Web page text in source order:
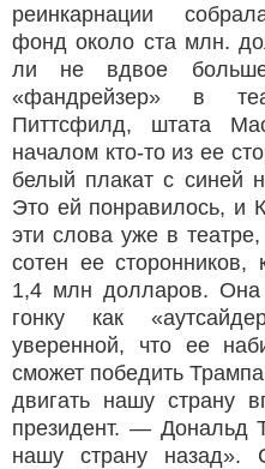
реинкарнации
фонд около ста млн.
ли не вдвое
«фандрейзер» в
Питтсфилд, штата
началом кто-то из ее
белый плакат с синей
Это ей понравилось, и
эти слова уже в
сотен ее
1,4 млн долларов. Она
гонку как
уверенной, что ее
сможет победить
двигать нашу страну
президент. — Дональд
нашу страну назад».